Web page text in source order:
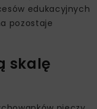
edukacyjnych
pozostaje
skalę